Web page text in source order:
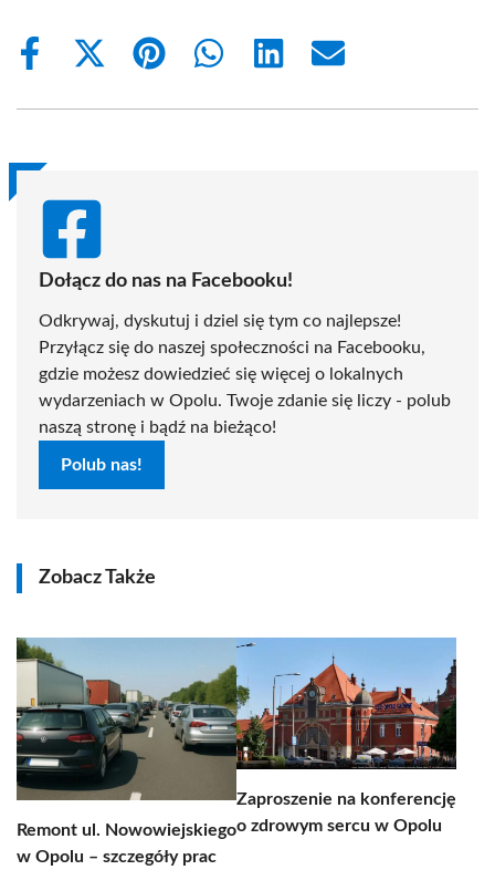
Share
Share
(Twitter)
Share
Share
Share
Share
Dołącz do nas na Facebooku!
Odkrywaj, dyskutuj i dziel się tym co najlepsze!
Przyłącz się do naszej społeczności na Facebooku,
gdzie możesz dowiedzieć się więcej o lokalnych
wydarzeniach w Opolu. Twoje zdanie się liczy - polub
naszą stronę i bądź na bieżąco!
Polub nas!
Zobacz Także
Remont ul. Nowowiejskiego
w Opolu – szczegóły prac
Zaproszenie na konferencję
o zdrowym sercu w Opolu